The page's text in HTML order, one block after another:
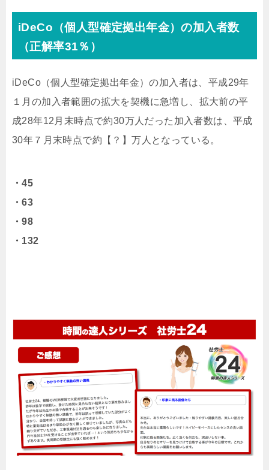
iDeCo（個人型確定拠出年金）の加入者数
（正解率31％）
iDeCo（個人型確定拠出年金）の加入者は、平成29年
１月の加入者範囲の拡大を契機に急増し、拡大前の平
成28年12月末時点で約30万人だった加入者数は、平成
30年７月末時点で約【？】万人となっている。
・45
・63
・98
・132